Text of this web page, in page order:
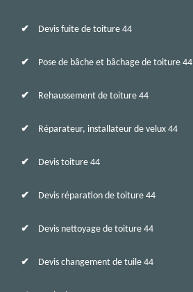
Devis fuite de toiture 44
Pose de bâche et bâchage de toiture 44
Rehaussement de toiture 44
Réparateur, installateur de velux 44
Devis toiture 44
Devis réparation de toiture 44
Devis nettoyage de toiture 44
Devis changement de tuile 44